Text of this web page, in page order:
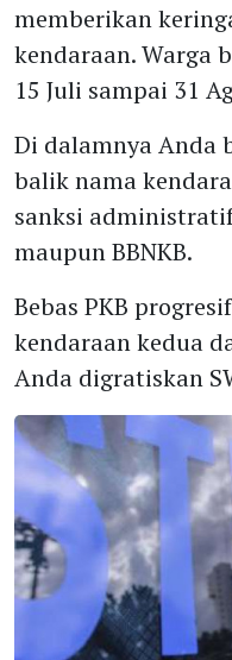
memberikan
kendaraan. Warga
15 Juli sampai 31
Di dalamnya Anda
balik nama
sanksi
maupun BBNKB.
Bebas PKB
kendaraan kedua
Anda digratiskan